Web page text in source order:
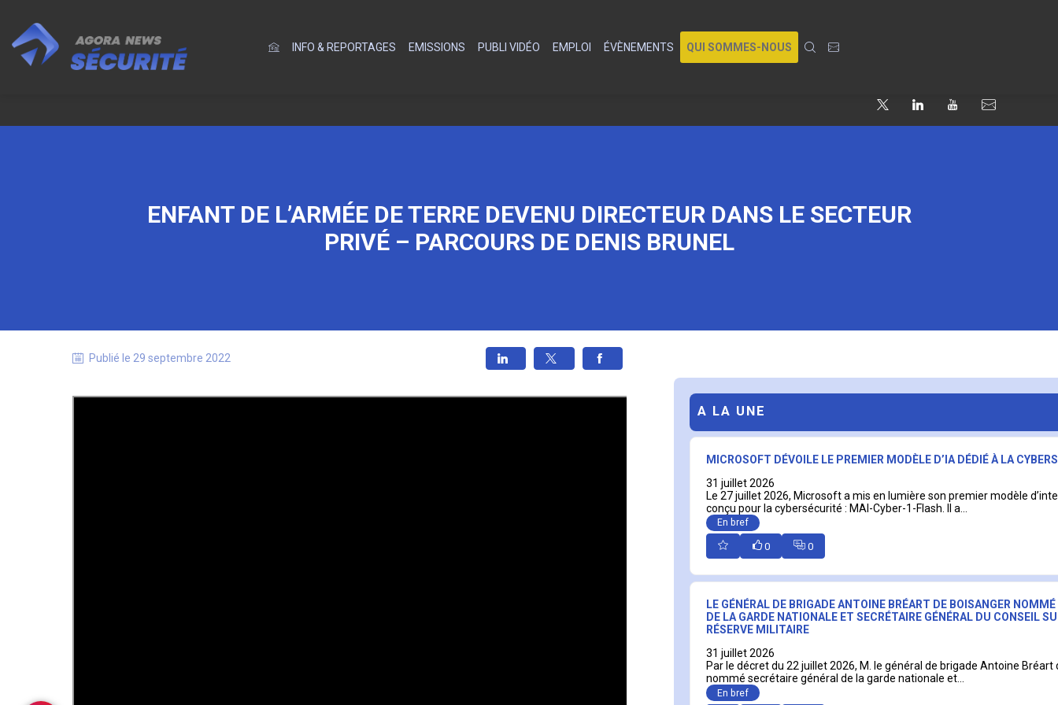
INFO & REPORTAGES EMISSIONS PUBLI VIDÉO EMPLOI ÉVÈNEMENTS QUI SOMMES-NOUS
ENFANT DE L’ARMÉE DE TERRE DEVENU DIRECTEUR DANS LE SECTEUR
PRIVÉ – PARCOURS DE DENIS BRUNEL
Publié le 29 septembre 2022
A LA UNE
MICROSOFT DÉVOILE LE PREMIER MODÈLE D’IA DÉDIÉ À LA
31 juillet 2026
Le 27 juillet 2026, Microsoft a mis en lumière son premier modèle
conçu pour la cybersécurité : MAI-Cyber-1-Flash. Il a...
En bref
0 0
LE GÉNÉRAL DE BRIGADE ANTOINE BRÉART DE BOISANGER
DE LA GARDE NATIONALE ET SECRÉTAIRE GÉNÉRAL DU CONSEIL
RÉSERVE MILITAIRE
31 juillet 2026
Par le décret du 22 juillet 2026, M. le général de brigade Antoine Bréart
nommé secrétaire général de la garde nationale et...
En bref